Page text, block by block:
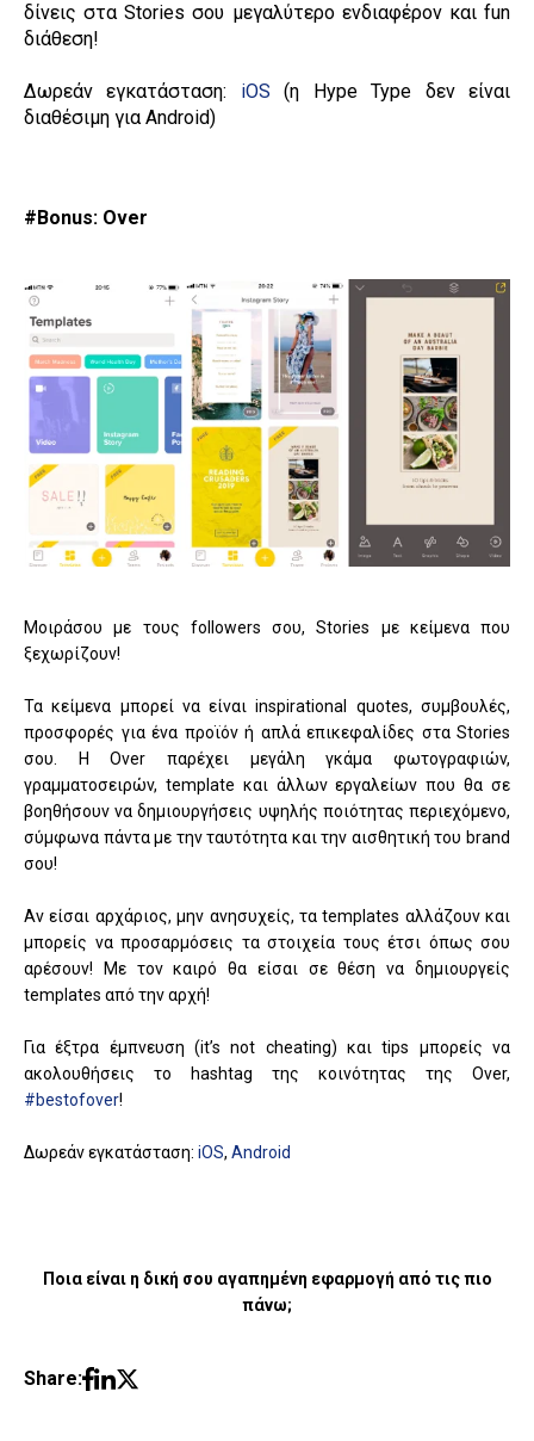
δίνεις στα Stories σου μεγαλύτερο ενδιαφέρον και fun
διάθεση!
Δωρεάν εγκατάσταση: iOS (η Hype Type δεν είναι
διαθέσιμη για Android)
#Bonus: Over
Μοιράσου με τους followers σου, Stories με κείμενα που
ξεχωρίζουν!
Τα κείμενα μπορεί να είναι inspirational quotes, συμβουλές,
προσφορές για ένα προϊόν ή απλά επικεφαλίδες στα Stories
σου. Η Over παρέχει μεγάλη γκάμα φωτογραφιών,
γραμματοσειρών, template και άλλων εργαλείων που θα σε
βοηθήσουν να δημιουργήσεις υψηλής ποιότητας περιεχόμενο,
σύμφωνα πάντα με την ταυτότητα και την αισθητική του brand
σου!
Αν είσαι αρχάριος, μην ανησυχείς, τα templates αλλάζουν και
μπορείς να προσαρμόσεις τα στοιχεία τους έτσι όπως σου
αρέσουν! Με τον καιρό θα είσαι σε θέση να δημιουργείς
templates από την αρχή!
Για έξτρα έμπνευση (it’s not cheating) και tips μπορείς να
ακολουθήσεις το hashtag της κοινότητας της Over,
#bestofover!
Δωρεάν εγκατάσταση: iOS, Android
Ποια είναι η δική σου αγαπημένη εφαρμογή από τις πιο
πάνω;
Share: